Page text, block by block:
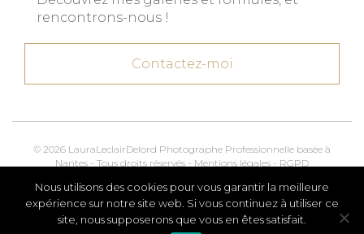
rencontrons-nous !
Contactez-moi
© 2026 LauraLeclairDelord Photographe Professionnelle basée à
Nantes - Tous droits réservés - Mentions légales - RGPD
Kroox.ioMarketing, Creative & Digital
Nous utilisons des cookies pour vous garantir la meilleure
expérience sur notre site web. Si vous continuez à utiliser ce
site, nous supposerons que vous en êtes satisfait.